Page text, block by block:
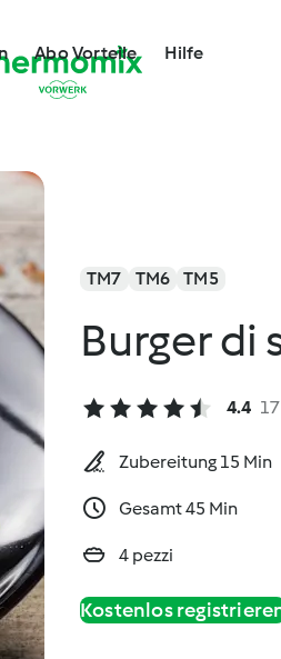
Abo Vorteile Hilfe
TM7 TM6 TM5
Burger di
4.4
Zubereitung 15 Min
Gesamt 45 Min
4 pezzi
Kostenlos